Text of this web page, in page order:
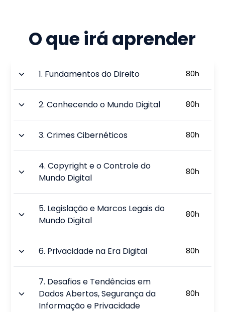
O que irá aprender
1. Fundamentos do Direito 80h
2.Conhecendo o Mundo Digital 80h
3.Crimes Cibernéticos 80h
4.Copyright e o Controle do
Mundo Digital
80h
5. Legislação e Marcos Legais do
Mundo Digital
80h
6. Privacidade na Era Digital 80h
7. Desafios e Tendências em
Dados Abertos, Segurança da
Informação e Privacidade
80h